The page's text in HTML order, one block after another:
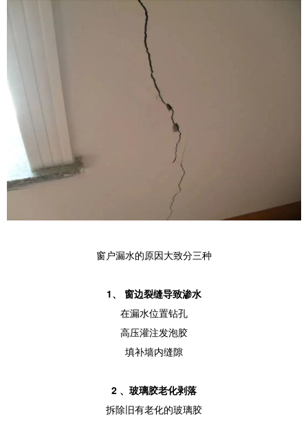
窗户漏水的原因大致分三种
1、 窗边裂缝导致渗水
在漏水位置钻孔
高压灌注发泡胶
填补墙内缝隙
2 、玻璃胶老化剥落
拆除旧有老化的玻璃胶